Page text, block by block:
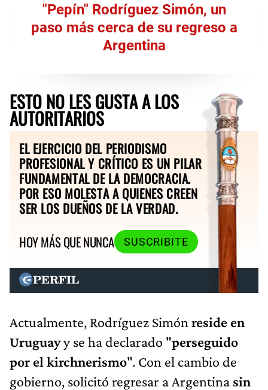
"Pepín" Rodríguez Simón, un
paso más cerca de su regreso a
Argentina
ESTO NO LES GUSTA A LOS
AUTORITARIOS
EL EJERCICIO DEL PERIODISMO
PROFESIONAL Y CRÍTICO ES UN PILAR
FUNDAMENTAL DE LA DEMOCRACIA.
POR ESO MOLESTA A QUIENES CREEN
SER LOS DUEÑOS DE LA VERDAD.
HOY MÁS QUE NUNCA
SUSCRIBITE
Actualmente, Rodríguez Simón reside en
Uruguayy se ha declarado "perseguido
por el kirchnerismo". Con el cambio de
gobierno, solicitó regresar a Argentina sin